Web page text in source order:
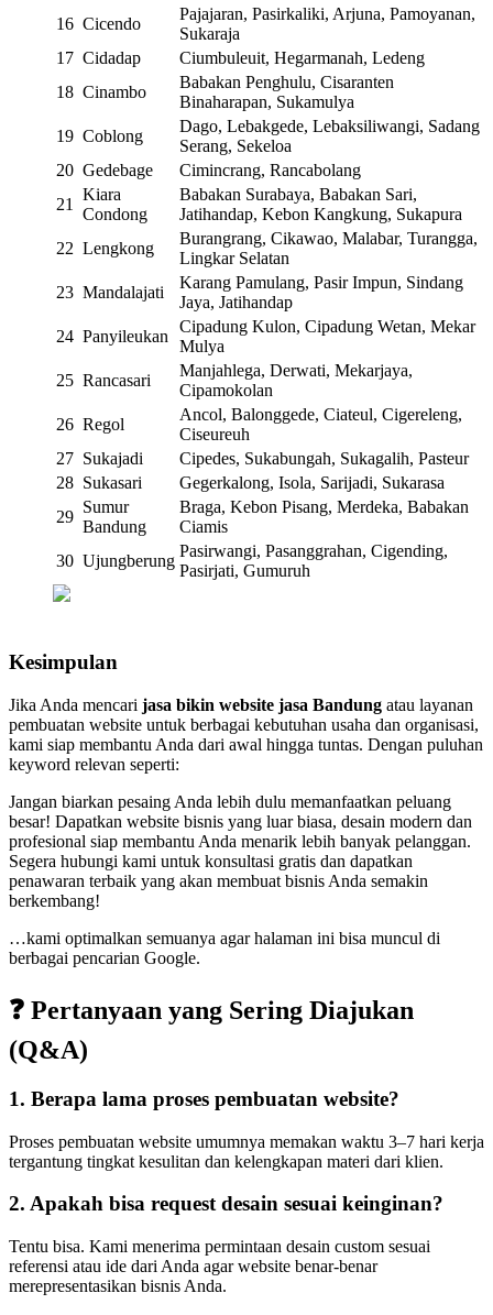
16 Cicendo
Pajajaran, Pasirkaliki, Arjuna, Pamoyanan,
Sukaraja
17 Cidadap
Ciumbuleuit, Hegarmanah, Ledeng
18 Cinambo
Babakan Penghulu, Cisaranten
Binaharapan, Sukamulya
19 Coblong
Dago, Lebakgede, Lebaksiliwangi, Sadang
Serang, Sekeloa
20 Gedebage
Cimincrang, Rancabolang
21
Kiara
Condong
Babakan Surabaya, Babakan Sari,
Jatihandap, Kebon Kangkung, Sukapura
22 Lengkong
Burangrang, Cikawao, Malabar, Turangga,
Lingkar Selatan
23 Mandalajati
Karang Pamulang, Pasir Impun, Sindang
Jaya, Jatihandap
24 Panyileukan
Cipadung Kulon, Cipadung Wetan, Mekar
Mulya
25 Rancasari
Manjahlega, Derwati, Mekarjaya,
Cipamokolan
26 Regol
Ancol, Balonggede, Ciateul, Cigereleng,
Ciseureuh
27 Sukajadi
Cipedes, Sukabungah, Sukagalih, Pasteur
28 Sukasari
Gegerkalong, Isola, Sarijadi, Sukarasa
29
Sumur
Bandung
Braga, Kebon Pisang, Merdeka, Babakan
Ciamis
30 Ujungberung
Pasirwangi, Pasanggrahan, Cigending,
Pasirjati, Gumuruh
Kesimpulan
Jika Anda mencari jasa bikin website jasa Bandung atau layanan
pembuatan website untuk berbagai kebutuhan usaha dan organisasi,
kami siap membantu Anda dari awal hingga tuntas. Dengan puluhan
keyword relevan seperti:
Jangan biarkan pesaing Anda lebih dulu memanfaatkan peluang
besar! Dapatkan website bisnis yang luar biasa, desain modern dan
profesional siap membantu Anda menarik lebih banyak pelanggan.
Segera hubungi kami untuk konsultasi gratis dan dapatkan
penawaran terbaik yang akan membuat bisnis Anda semakin
berkembang!
…kami optimalkan semuanya agar halaman ini bisa muncul di
berbagai pencarian Google.
❓ Pertanyaan yang Sering Diajukan
(Q&A)
1. Berapa lama proses pembuatan website?
Proses pembuatan website umumnya memakan waktu 3–7 hari kerja
tergantung tingkat kesulitan dan kelengkapan materi dari klien.
2. Apakah bisa request desain sesuai keinginan?
Tentu bisa. Kami menerima permintaan desain custom sesuai
referensi atau ide dari Anda agar website benar-benar
merepresentasikan bisnis Anda.